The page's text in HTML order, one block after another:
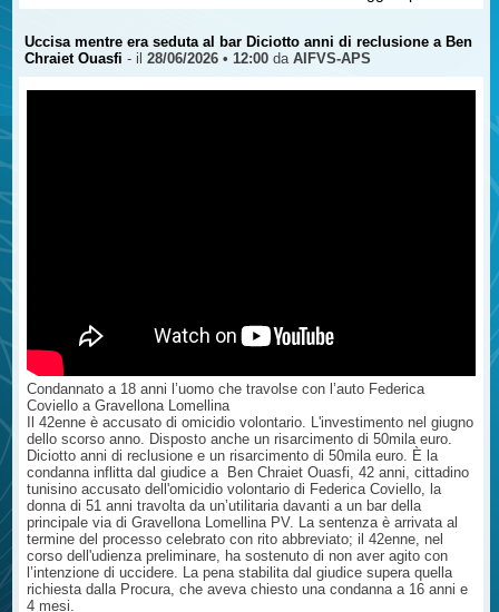
parlano dritto ai loro cuori.
Pochi giorni dopo la morte del figlio, Giuseppe scrisse una lettera, Mi
hanno tolto la voce, in cui a “parlare” è Alessandro.
Uccisa mentre era seduta al bar Diciotto anni di reclusione a Ben
Chraiet Ouasfi - il 28/06/2026 • 12:00da AIFVS-APS
Condannato a 18 anni l’uomo che travolse con l’auto Federica
Coviello a Gravellona Lomellina
Il 42enne è accusato di omicidio volontario. L'investimento nel giugno
dello scorso anno. Disposto anche un risarcimento di 50mila euro.
Diciotto anni di reclusione e un risarcimento di 50mila euro. È la
condanna inflitta dal giudice a Ben Chraiet Ouasfi, 42 anni, cittadino
tunisino accusato dell'omicidio volontario di Federica Coviello, la
donna di 51 anni travolta da un’utilitaria davanti a un bar della
principale via di Gravellona Lomellina PV. La sentenza è arrivata al
termine del processo celebrato con rito abbreviato; il 42enne, nel
corso dell'udienza preliminare, ha sostenuto di non aver agito con
l’intenzione di uccidere. La pena stabilita dal giudice supera quella
richiesta dalla Procura, che aveva chiesto una condanna a 16 anni e
4 mesi.